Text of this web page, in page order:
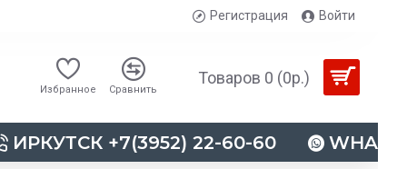
Регистрация Войти
Избранное Сравнить
Товаров 0 (0р.)
ИРКУТСК +7(3952) 22-60-60